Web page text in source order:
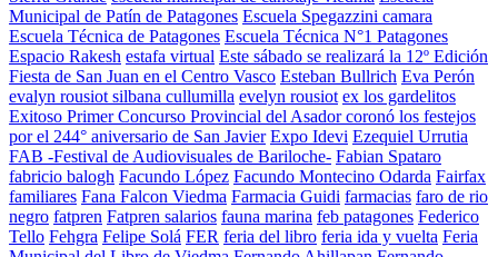
Municipal de Patín de Patagones Escuela Spegazzini camara
Escuela Técnica de Patagones Escuela Técnica N°1 Patagones
Espacio Rakesh estafa virtual Este sábado se realizará la 12º Edición
Fiesta de San Juan en el Centro Vasco Esteban Bullrich Eva Perón
evalyn rousiot silbana cullumilla evelyn rousiot ex los gardelitos
Exitoso Primer Concurso Provincial del Asador coronó los festejos
por el 244° aniversario de San Javier Expo Idevi Ezequiel Urrutia
FAB -Festival de Audiovisuales de Bariloche- Fabian Spataro
fabricio balogh Facundo López Facundo Montecino Odarda Fairfax
familiares Fana Falcon Viedma Farmacia Guidi farmacias faro de rio
negro fatpren Fatpren salarios fauna marina feb patagones Federico
Tello Fehgra Felipe Solá FER feria del libro feria ida y vuelta Feria